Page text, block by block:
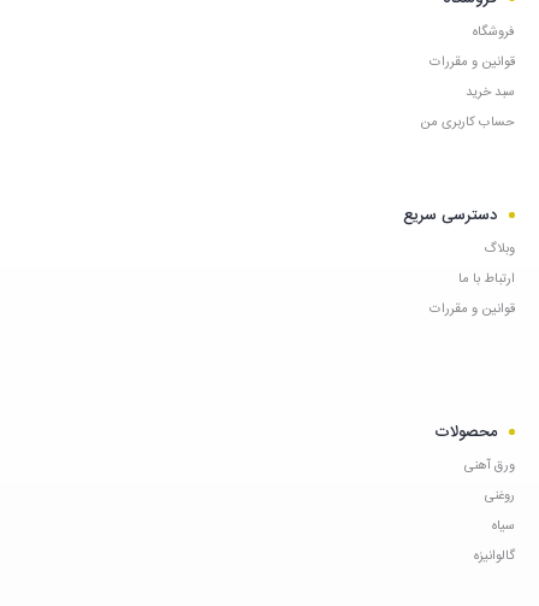
فروشگاه
قوانین و مقررات
سبد خرید
حساب کاربری من
دسترسی سریع
وبلاگ
ارتباط با ما
قوانین و مقررات
محصولات
ورق آهنی
روغنی
سیاه
گالوانیزه